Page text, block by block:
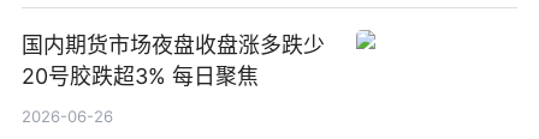
国内期货市场夜盘收盘涨多跌少
20号胶跌超3% 每日聚焦
2026-06-26